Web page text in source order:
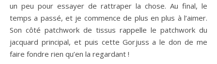
un peu pour essayer de rattraper la chose. Au final, le
temps a passé, et je commence de plus en plus à l’aimer.
Son côté patchwork de tissus rappelle le patchwork du
jacquard principal, et puis cette Gorjuss a le don de me
faire fondre rien qu’en la regardant !